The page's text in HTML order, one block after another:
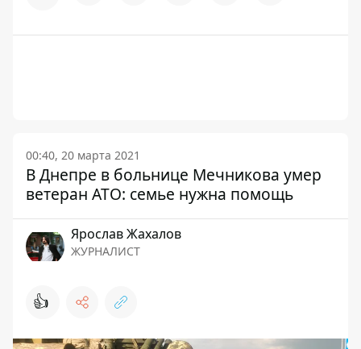
00:40, 20 марта 2021
В Днепре в больнице Мечникова умер
ветеран АТО: семье нужна помощь
Ярослав Жахалов
ЖУРНАЛИСТ
👍